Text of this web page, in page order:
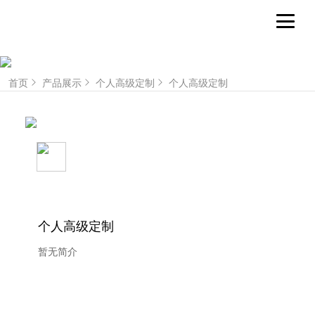
首页 产品展示 个人高级定制 个人高级定制
个人高级定制
暂无简介